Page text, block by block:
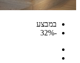
במבצע